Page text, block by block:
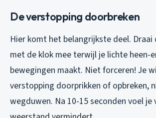
De verstopping doorbreken
Hier komt het belangrijkste deel. Draai
met de klok mee terwijl je lichte heen-
bewegingen maakt. Niet forceren! Je
verstopping doorprikken of opbreken,
wegduwen. Na 10-15 seconden voel je